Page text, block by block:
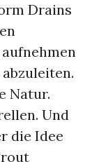
Drains
Natur.
Und
die Idee